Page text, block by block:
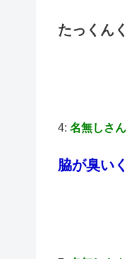
たっくん
4: 名無しさ
脇が臭い